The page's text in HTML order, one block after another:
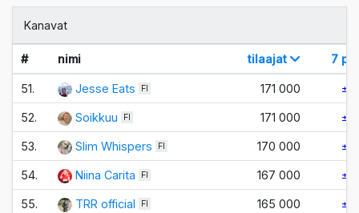
Kanavat
# nimi tilaajat 7 pv
51. Jesse Eats FI 171 000 ±0
52. Soikkuu FI 171 000 ±0
53. Slim Whispers FI 170 000 ±0
54. Niina Carita FI 167 000 ±0
55. TRR official FI 165 000 ±0